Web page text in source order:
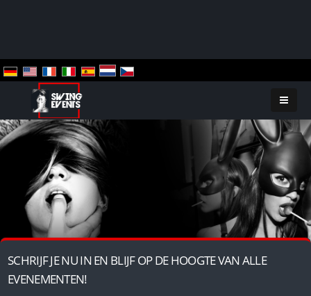
SCHRIJF JE NU IN EN BLIJF OP DE HOOGTE VAN ALLE
EVENEMENTEN!